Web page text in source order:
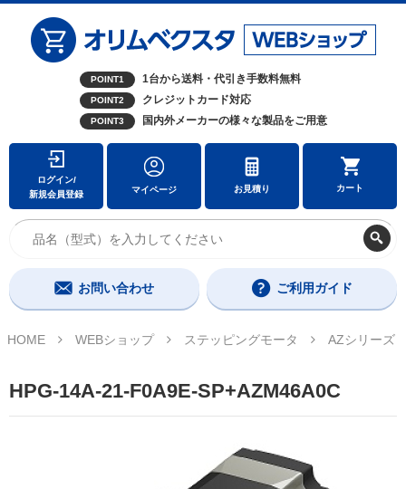
POINT1 1台から送料・代引き手数料無料
POINT2 クレジットカード対応
POINT3 国内外メーカーの様々な製品をご用意
ログイン/
新規会員登録
マイページ お見積り カート
お問い合わせ ご利用ガイド
HOME WEBショップ ステッピングモータ AZシリーズ
HPG-14A-21-F0A9E-SP+AZM46A0C